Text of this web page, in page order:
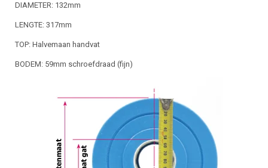
DIAMETER: 132mm
LENGTE: 317mm
TOP: Halvemaan handvat
BODEM: 59mm schroefdraad (fijn)